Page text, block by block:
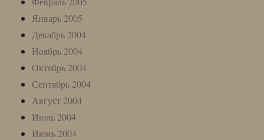
Январь 2005
Декабрь 2004
Ноябрь 2004
Октябрь 2004
Сентябрь 2004
Август 2004
Июль 2004
Июнь 2004